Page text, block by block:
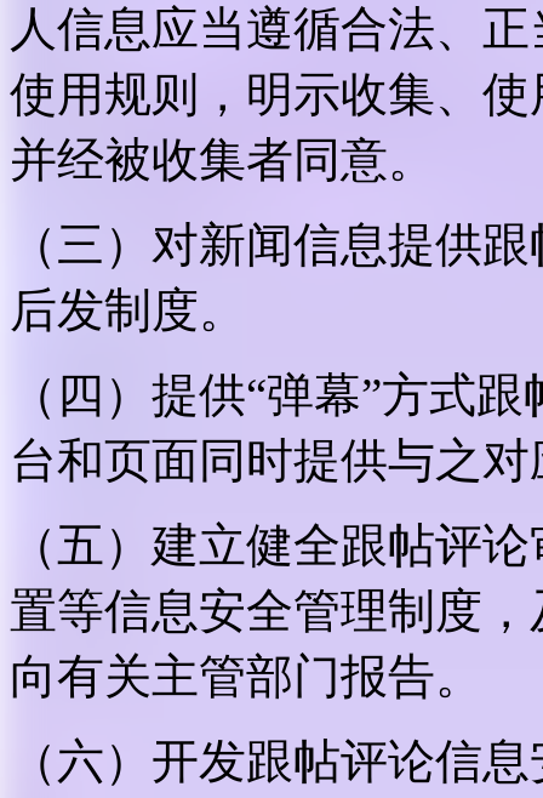
人信息应当遵循合法、
使用规则，明示收集、
并经被收集者同意。
（三）对新闻信息提供
后发制度。
（四）提供“弹幕”方式
台和页面同时提供与之
（五）建立健全跟帖评
置等信息安全管理制度
向有关主管部门报告。
（六）开发跟帖评论信